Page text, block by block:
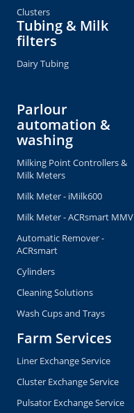
Clusters
Tubing & Milk
filters
Dairy Tubing
Parlour
automation &
washing
Milking Point Controllers &
Milk Meters
Milk Meter - iMilk600
Milk Meter - ACRsmart MMV
Automatic Remover -
ACRsmart
Cylinders
Cleaning Solutions
Wash Cups and Trays
Farm Services
Liner Exchange Service
Cluster Exchange Service
Pulsator Exchange Service